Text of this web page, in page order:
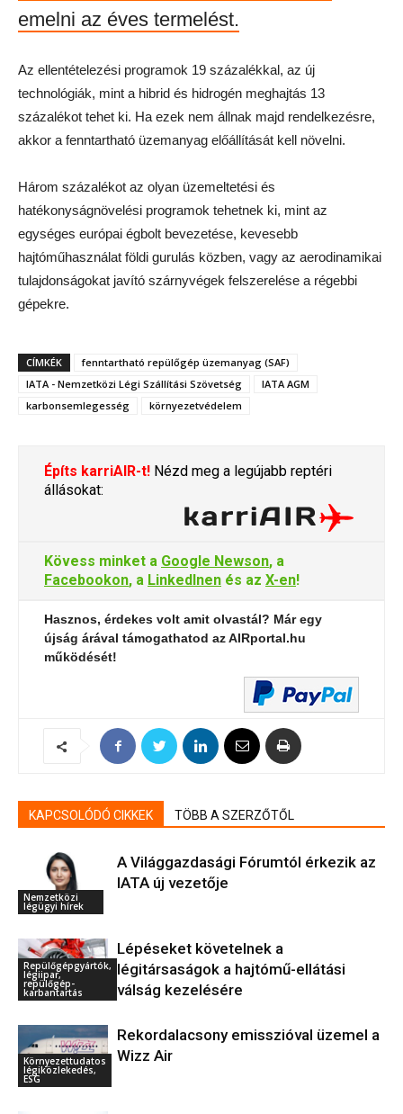
emelni az éves termelést.
Az ellentételezési programok 19 százalékkal, az új
technológiák, mint a hibrid és hidrogén meghajtás 13
százalékot tehet ki. Ha ezek nem állnak majd rendelkezésre,
akkor a fenntartható üzemanyag előállítását kell növelni.
Három százalékot az olyan üzemeltetési és
hatékonyságnövelési programok tehetnek ki, mint az
egységes európai égbolt bevezetése, kevesebb
hajtóműhasználat földi gurulás közben, vagy az aerodinamikai
tulajdonságokat javító szárnyvégek felszerelése a régebbi
gépekre.
CÍMKÉK
fenntartható repülőgép üzemanyag (SAF)
IATA - Nemzetközi Légi Szállítási Szövetség
IATA AGM
karbonsemlegesség
környezetvédelem
Építs karriAIR-t! Nézd meg a legújabb reptéri
állásokat:
Kövess minket a Google Newson, a
Facebookon, a LinkedInen és az X-en!
Hasznos, érdekes volt amit olvastál? Már egy
újság árával támogathatod az AIRportal.hu
működését!
KAPCSOLÓDÓ CIKKEK TÖBB A SZERZŐTŐL
Nemzetközi
légügyi hírek
A Világgazdasági Fórumtól érkezik az
IATA új vezetője
Repülőgépgyártók,
légiipar,
repülőgép-
karbantartás
Lépéseket követelnek a
légitársaságok a hajtómű-ellátási
válság kezelésére
Környezettudatos
légiközlekedés,
ESG
Rekordalacsony emisszióval üzemel a
Wizz Air